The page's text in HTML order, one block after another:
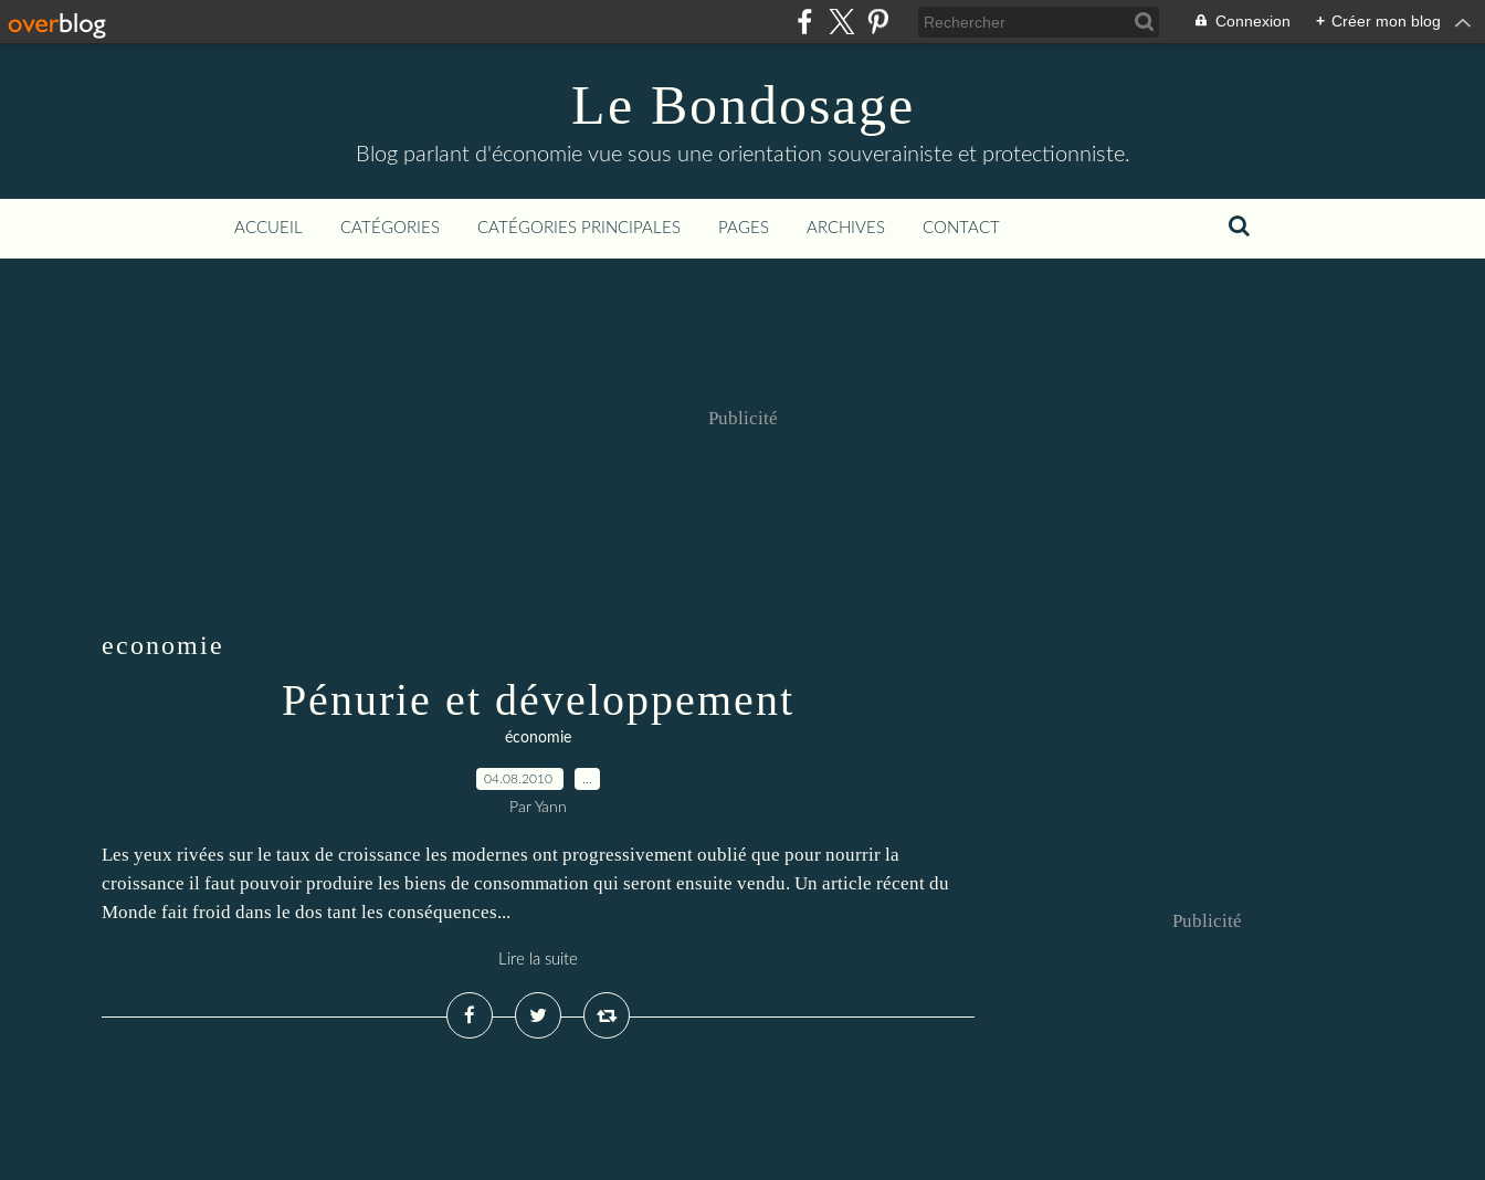
Connexion + Créer mon blog
Le Bondosage
Blog parlant d'économie vue sous une orientation souverainiste et protectionniste.
ACCUEIL CATÉGORIES CATÉGORIES PRINCIPALES PAGES ARCHIVES CONTACT
Publicité
economie
Pénurie et développement
économie
04.08.2010
Par Yann
Les yeux rivées sur le taux de croissance les modernes ont progressivement oublié que pour nourrir la
croissance il faut pouvoir produire les biens de consommation qui seront ensuite vendu. Un article récent du
Monde fait froid dans le dos tant les conséquences...
Lire la suite
Publicité